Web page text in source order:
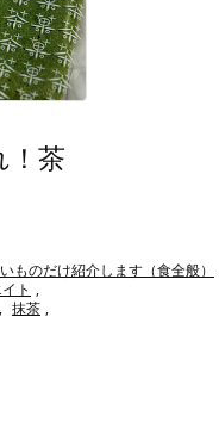
！茶
ものだけ紹介します（食全般）
ト ,
, 抹茶 ,